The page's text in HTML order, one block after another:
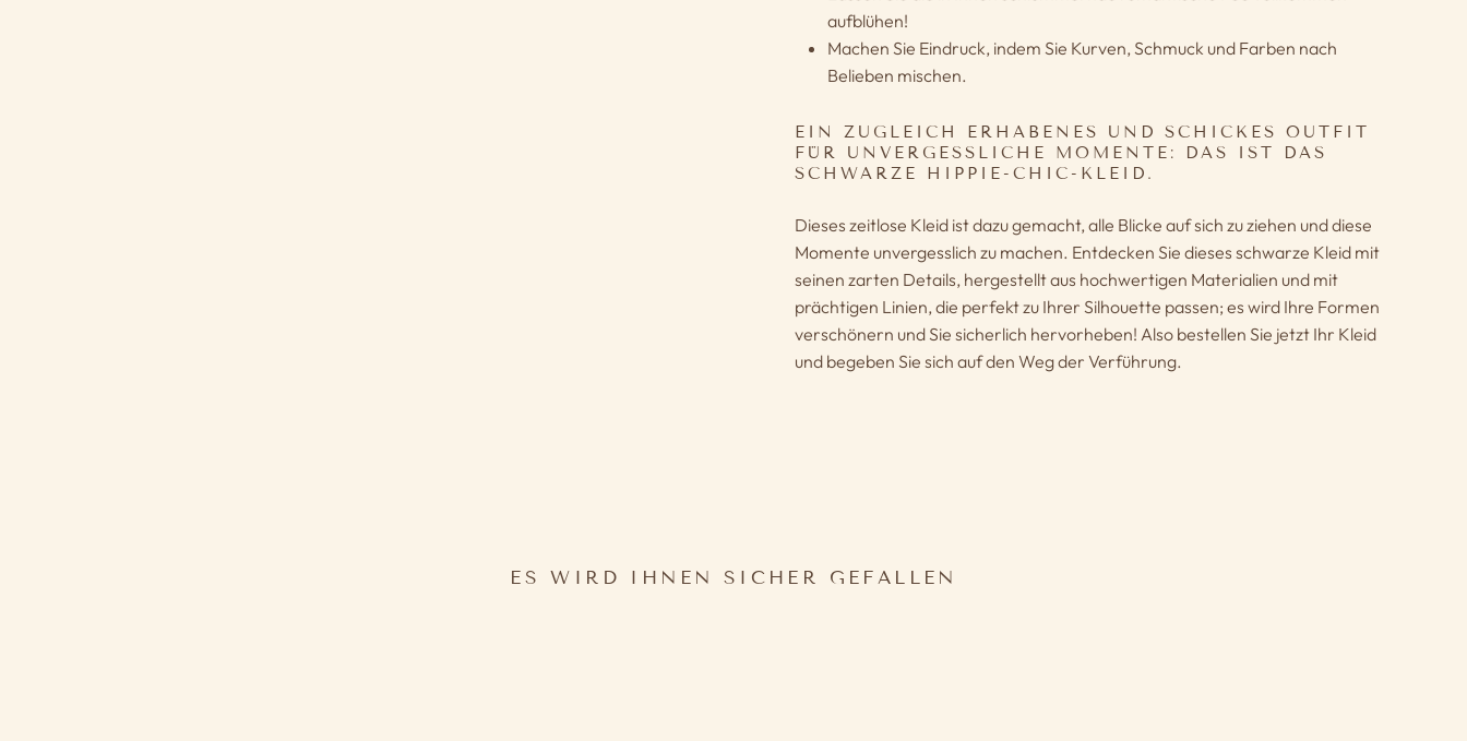
aufblühen!
Machen Sie Eindruck, indem Sie Kurven, Schmuck und Farben nach
Belieben mischen.
EIN ZUGLEICH ERHABENES UND SCHICKES OUTFIT
FÜR UNVERGESSLICHE MOMENTE: DAS IST DAS
SCHWARZE HIPPIE-CHIC-KLEID.
Dieses zeitlose Kleid ist dazu gemacht, alle Blicke auf sich zu ziehen und diese
Momente unvergesslich zu machen. Entdecken Sie dieses schwarze Kleid mit
seinen zarten Details, hergestellt aus hochwertigen Materialien und mit
prächtigen Linien, die perfekt zu Ihrer Silhouette passen; es wird Ihre Formen
verschönern und Sie sicherlich hervorheben! Also bestellen Sie jetzt Ihr Kleid
und begeben Sie sich auf den Weg der Verführung.
ES WIRD IHNEN SICHER GEFALLEN